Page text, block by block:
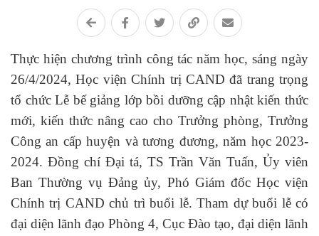
Thực hiện chương trình công tác năm học, sáng ngày
26/4/2024, Học viện Chính trị CAND đã trang trọng
tổ chức Lễ bế giảng lớp bồi dưỡng cập nhật kiến thức
mới, kiến thức nâng cao cho Trưởng phòng, Trưởng
Công an cấp huyện và tương đương, năm học 2023-
2024. Đồng chí Đại tá, TS Trần Văn Tuấn, Ủy viên
Ban Thường vụ Đảng ủy, Phó Giám đốc Học viện
Chính trị CAND chủ trì buổi lễ. Tham dự buổi lễ có
đại diện lãnh đạo Phòng 4, Cục Đào tạo, đại diện lãnh